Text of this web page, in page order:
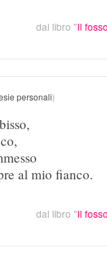
dal libro "Il
personali)
al mio fianco.
dal libro "Il